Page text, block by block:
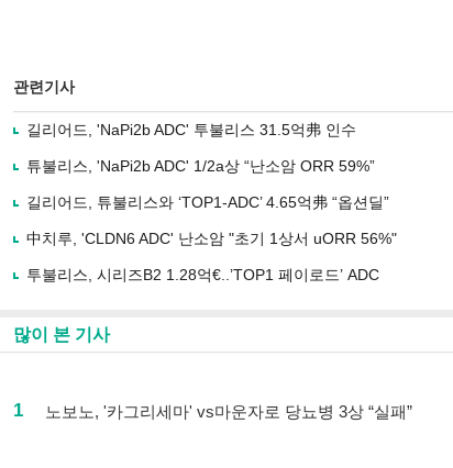
관련기사
길리어드, 'NaPi2b ADC' 투불리스 31.5억弗 인수
튜불리스, 'NaPi2b ADC' 1/2a상 “난소암 ORR 59%”
길리어드, 튜불리스와 ‘TOP1-ADC’ 4.65억弗 “옵션딜”
中치루, 'CLDN6 ADC' 난소암 "초기 1상서 uORR 56%"
투불리스, 시리즈B2 1.28억€..’TOP1 페이로드’ ADC
많이 본 기사
1 노보노, '카그리세마' vs마운자로 당뇨병 3상 “실패”